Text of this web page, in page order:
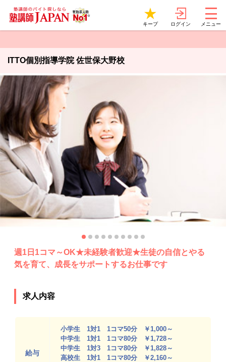
キープ ログイン メニュー
ITTO個別指導学院 佐世保大野校
週1日1コマ～OK★未経験者歓迎★生徒の自信とやる
気を育て、成長をサポートするお仕事です
求人内容
給与
小学生 1対1 1コマ50分 ￥1,000～
中学生 1対1 1コマ80分 ￥1,728～
中学生 1対3 1コマ80分 ￥1,828～
高校生 1対1 1コマ80分 ￥2,160～